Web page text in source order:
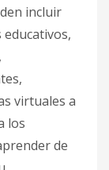
incluir
virtuales a
los
de